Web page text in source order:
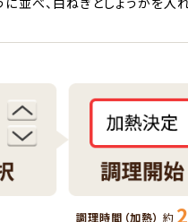
調理時間（加熱）約